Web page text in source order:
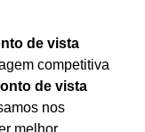
de vista
competitiva
de vista
nos